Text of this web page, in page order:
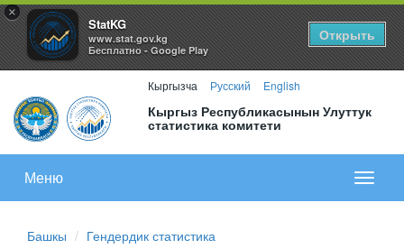
×
StatKG
www.stat.gov.kg
Бесплатно - Google Play
Открыть
Кыргызча Русский English
Кыргыз Республикасынын Улуттук
статистика комитети
меню
Меню
Башкы Гендердик статистика